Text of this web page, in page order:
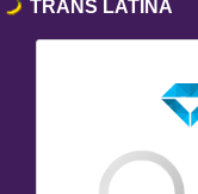
TRANS LATINA